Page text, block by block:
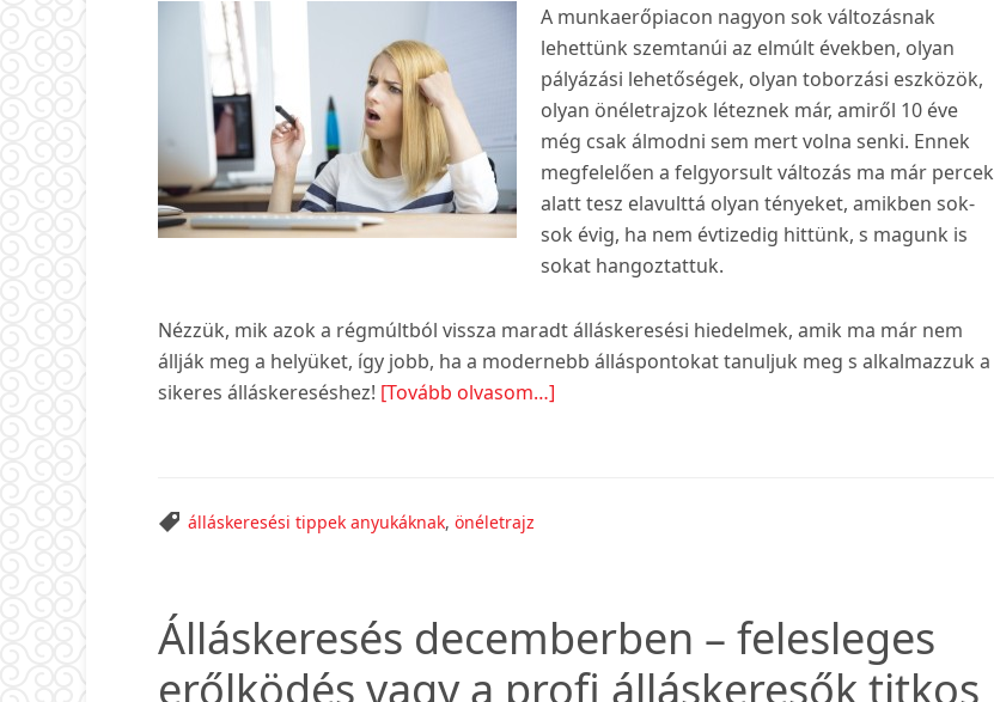
A munkaerőpiacon nagyon sok változásnak
lehettünk szemtanúi az elmúlt években, olyan
pályázási lehetőségek, olyan toborzási eszközök,
olyan önéletrajzok léteznek már, amiről 10 éve
még csak álmodni sem mert volna senki. Ennek
megfelelően a felgyorsult változás ma már percek
alatt tesz elavulttá olyan tényeket, amikben sok-
sok évig, ha nem évtizedig hittünk, s magunk is
sokat hangoztattuk.
Nézzük, mik azok a régmúltból vissza maradt álláskeresési hiedelmek, amik ma már nem
állják meg a helyüket, így jobb, ha a modernebb álláspontokat tanuljuk meg s alkalmazzuk a
sikeres álláskereséshez! [Tovább olvasom…]
álláskeresési tippek anyukáknak, önéletrajz
Álláskeresés decemberben – felesleges
erőlködés vagy a profi álláskeresők titkos